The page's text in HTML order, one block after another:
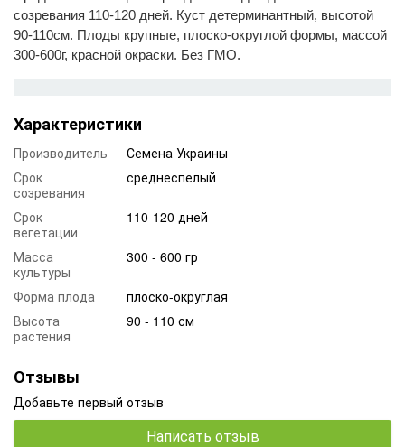
созревания 110-120 дней. Куст детерминантный, высотой
90-110см. Плоды крупные, плоско-округлой формы, массой
300-600г, красной окраски. Без ГМО.
Характеристики
Производитель
Семена Украины
Срок
созревания
среднеспелый
Срок
вегетации
110-120 дней
Масса
культуры
300 - 600 гр
Форма плода
плоско-округлая
Высота
растения
90 - 110 см
Отзывы
Добавьте первый отзыв
Написать отзыв